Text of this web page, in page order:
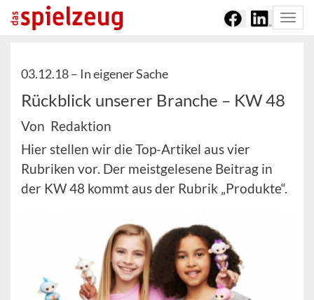
03.12.18 – In eigener Sache
Rückblick unserer Branche – KW 48
Von Redaktion
Hier stellen wir die Top-Artikel aus vier
Rubriken vor. Der meistgelesene Beitrag in
der KW 48 kommt aus der Rubrik „Produkte“.